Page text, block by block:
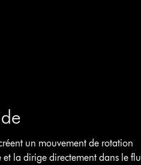
un mouvement de rotation
la dirige directement dans le